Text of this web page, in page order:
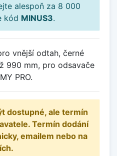
alespoň za 8 000
kód MINUS3.
vnější odtah, černé
990 mm, pro odsavače
PRO.
dostupné, ale termín
Termín dodání
emailem nebo na